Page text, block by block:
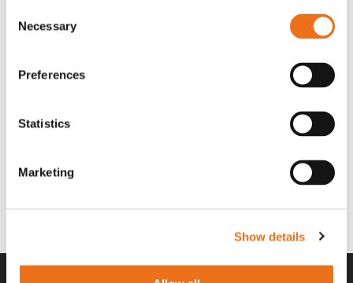
Selection
Necessary
Preferences
Statistics
Marketing
Show details
finger spakställ